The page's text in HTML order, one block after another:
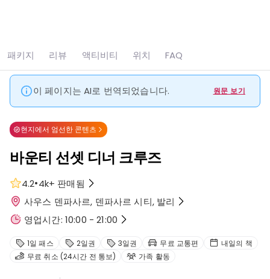
홈 Denpasar 바운티 선셋 디너 크루즈
이 페이지는 AI로 번역되었습니다. 원문 보기
패키지 리뷰 액티비티 위치 FAQ
현지에서 엄선한 콘텐츠
바운티 선셋 디너 크루즈
4.2•4k+ 판매됨
사우스 덴파사르, 덴파사르 시티, 발리
영업시간: 10:00 - 21:00
1일 패스 2일권 3일권 무료 교통편
내일의 책
무료 취소 (24시간 전 통보)
가족 활동